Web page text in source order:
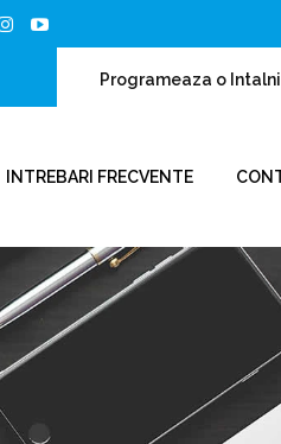
Programeaza o
INTREBARI FRECVENTE